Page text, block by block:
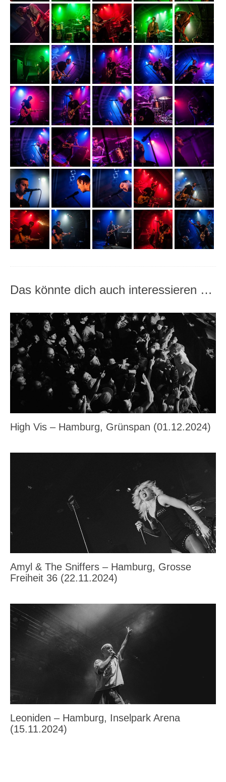
Das könnte dich auch interessieren …
High Vis – Hamburg, Grünspan (01.12.2024)
Amyl & The Sniffers – Hamburg, Grosse
Freiheit 36 (22.11.2024)
Leoniden – Hamburg, Inselpark Arena
(15.11.2024)